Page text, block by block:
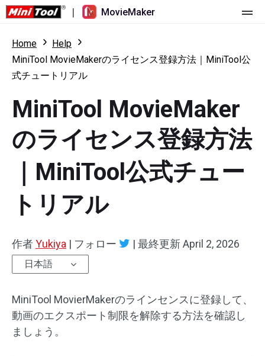
| MovieMaker
ホーム
料金
更新履歴
概要
マルチトラック動画編集
アスペクト比
トリミング/スプリット/クロップ
テキスト/エレメント
リソース
ユーザーマニュアル
ビデオ編集のヒント
動画ツール
画面録画ツール
動画変換ツール
Home
Help
MiniTool MovieMakerのライセンス登録方法｜MiniTool公
式チュートリアル
MiniTool MovieMaker
のライセンス登録方法
｜MiniTool公式チュー
トリアル
作者Yukiya | フォロー | 最終更新April 2, 2026
日本語
MiniTool MovierMakerのラインセンスに登録して、
動画のエクスポート制限を解除する方法を確認し
ましょう。